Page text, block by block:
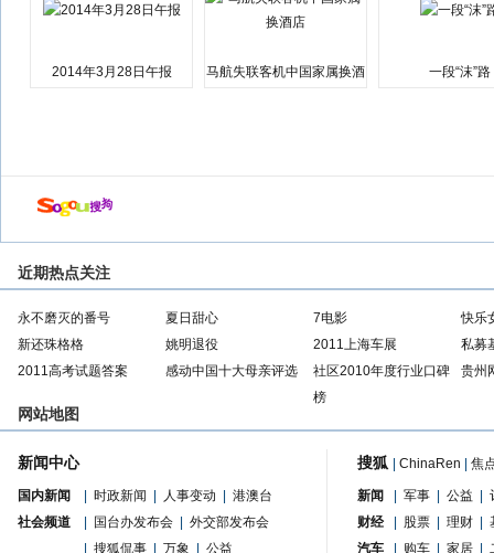
2014年3月28日午报
马航失联客机中国家属换酒
一段“沫”路
近期热点关注
永不磨灭的番号 夏日甜心 7电影
快乐
新还珠格格
姚明退役 2011上海车展
私募
2011高考试题答案
感动中国十大母亲评选
社区2010年度行业口碑
榜
贵州
网站地图
新闻中心
国内新闻 时政新闻 人事变动
港澳台
国台办发布会 外交部发布会
社会频道
搜狐侃事 万象 公益
搜狐 ChinaRen 焦
新闻 军事 公益
财经
股票 理财
汽车
购车 家居